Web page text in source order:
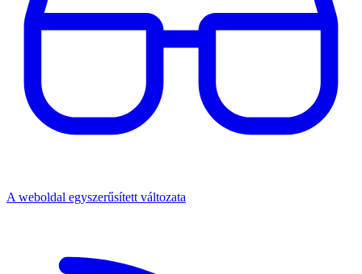
A weboldal egyszerűsített változata